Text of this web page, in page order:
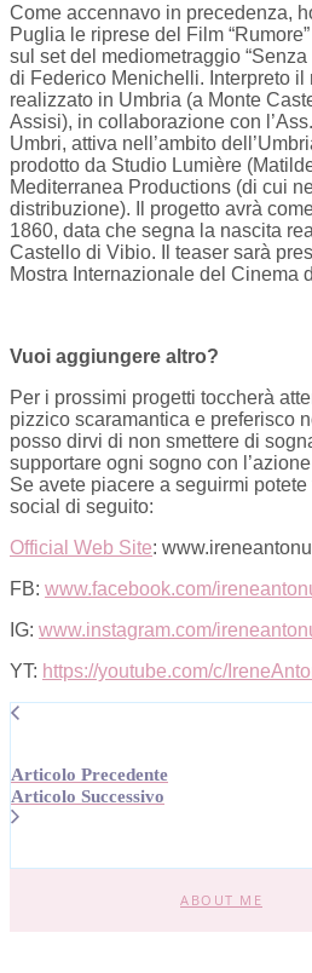
Come accennavo in precedenza,
Puglia le riprese del Film
sul set del mediometraggio
di Federico Menichelli. Interpreto
realizzato in Umbria (a Monte
Assisi), in collaborazione con
Umbri, attiva nell’ambito
prodotto da Studio Lumière
Mediterranea Productions (di cui
distribuzione). Il progetto avrà
1860, data che segna la nascita
Castello di Vibio. Il teaser sarà
Mostra Internazionale del Cinema
Vuoi aggiungere altro?
Per i prossimi progetti toccherà
pizzico scaramantica e preferisco
posso dirvi di non smettere di
supportare ogni sogno con
Se avete piacere a seguirmi
social di seguito:
Official Web Site:
FB: www.facebook.com/
IG: www.instagram.com/
YT: https://youtube.com/c/
Articolo Precedente
Articolo Successivo
ABOUT ME